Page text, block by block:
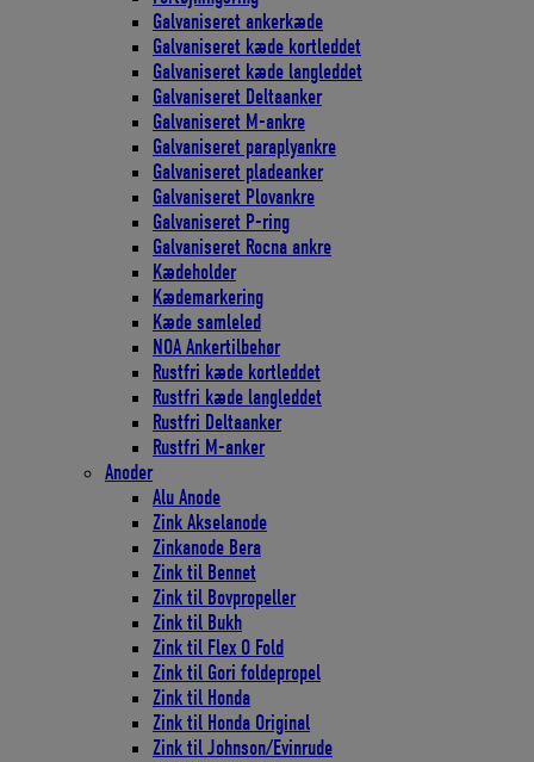
Galvaniseret ankerkæde
Galvaniseret kæde kortleddet
Galvaniseret kæde langleddet
Galvaniseret Deltaanker
Galvaniseret M-ankre
Galvaniseret paraplyankre
Galvaniseret pladeanker
Galvaniseret Plovankre
Galvaniseret P-ring
Galvaniseret Rocna ankre
Kædeholder
Kædemarkering
Kæde samleled
NOA Ankertilbehør
Rustfri kæde kortleddet
Rustfri kæde langleddet
Rustfri Deltaanker
Rustfri M-anker
Anoder
Alu Anode
Zink Akselanode
Zinkanode Bera
Zink til Bennet
Zink til Bovpropeller
Zink til Bukh
Zink til Flex O Fold
Zink til Gori foldepropel
Zink til Honda
Zink til Honda Original
Zink til Johnson/Evinrude